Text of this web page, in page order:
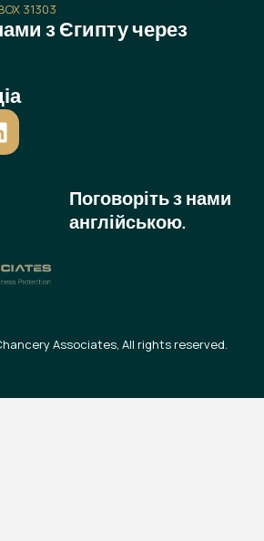
31303
з Єгипту через
Поговоріть з нами
англійською.
Associates, All rights reserved.